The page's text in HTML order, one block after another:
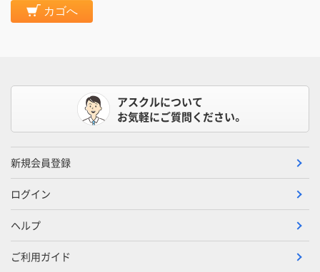
カゴへ
アスクルについて
お気軽にご質問ください。
新規会員登録
ログイン
ヘルプ
ご利用ガイド